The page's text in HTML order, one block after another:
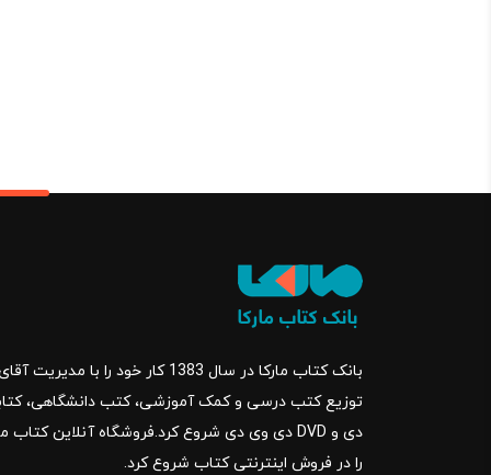
بانک کتاب مارکا در سال 1383 کار
را در فروش اینترنتی کتاب شروع کرد.